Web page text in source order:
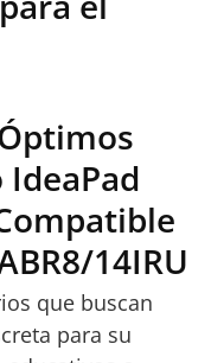
14IRU
que buscan
para su